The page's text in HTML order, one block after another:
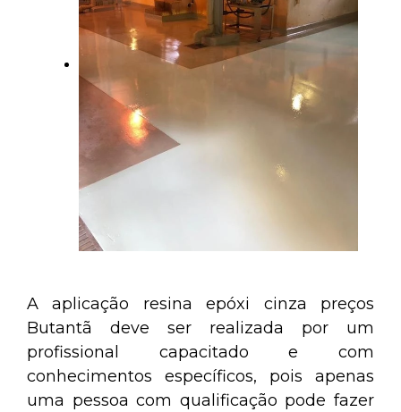
A aplicação resina epóxi cinza preços
Butantã deve ser realizada por um
profissional capacitado e com
conhecimentos específicos, pois apenas
uma pessoa com qualificação pode fazer